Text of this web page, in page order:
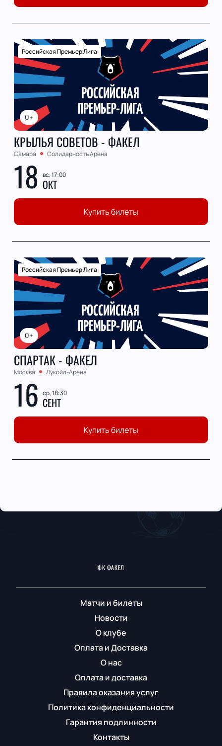
0+
Российская Премьер Лига
КРЫЛЬЯ СОВЕТОВ - ФАКЕЛ
Самара Солидарность Арена
18 вс, 17:00
ОКТ
Купить билеты
0+
Российская Премьер Лига
СПАРТАК - ФАКЕЛ
Москва Лукойл-Арена
16 ср, 18:30
СЕНТ
Купить билеты
ФК ФАКЕЛ
Матчи и билеты
Новости
О клубе
Оплата и Доставка
О нас
Оплата и доставка
Правила оказания услуг
Политика конфиденциальности
Гарантия подлинности
Контакты